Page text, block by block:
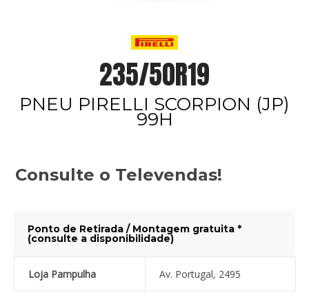
235/50R19
PNEU PIRELLI SCORPION (JP)
99H
Consulte o Televendas!
Ponto de Retirada / Montagem gratuita *
(consulte a disponibilidade)
Loja Pampulha Av. Portugal, 2495